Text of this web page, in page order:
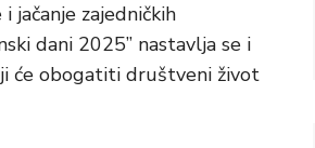
jačanje zajedničkih
dani 2025” nastavlja se i
će obogatiti društveni život